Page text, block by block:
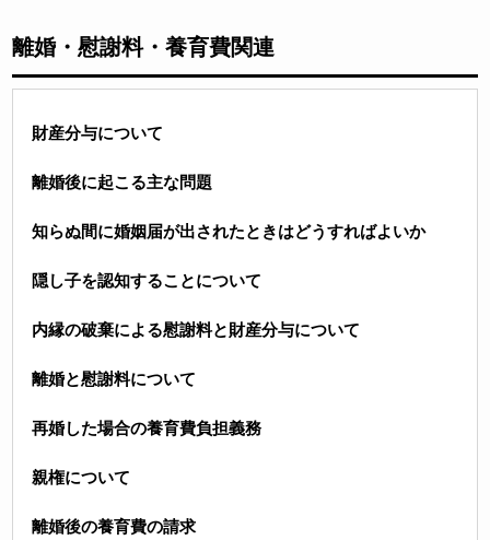
離婚・慰謝料・養育費関連
財産分与について
離婚後に起こる主な問題
知らぬ間に婚姻届が出されたときはどうすればよいか
隠し子を認知することについて
内縁の破棄による慰謝料と財産分与について
離婚と慰謝料について
再婚した場合の養育費負担義務
親権について
離婚後の養育費の請求